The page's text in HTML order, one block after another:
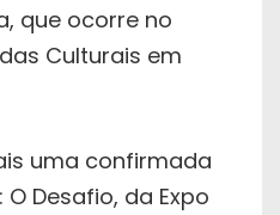
que ocorre no
Culturais em
uma confirmada
Desafio, da Expo